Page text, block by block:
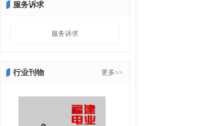
服务诉求
服务诉求
更多>>
行业刊物